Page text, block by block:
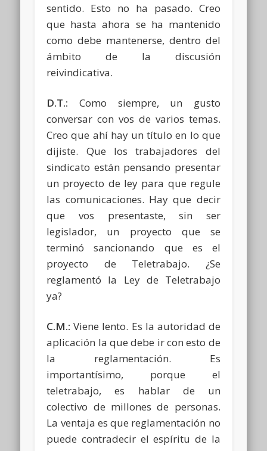
sentido. Esto no ha pasado. Creo
que hasta ahora se ha mantenido
como debe mantenerse, dentro del
ámbito de la discusión
reivindicativa.
D.T.: Como siempre, un gusto
conversar con vos de varios temas.
Creo que ahí hay un título en lo que
dijiste. Que los trabajadores del
sindicato están pensando presentar
un proyecto de ley para que regule
las comunicaciones. Hay que decir
que vos presentaste, sin ser
legislador, un proyecto que se
terminó sancionando que es el
proyecto de Teletrabajo. ¿Se
reglamentó la Ley de Teletrabajo
ya?
C.M.: Viene lento. Es la autoridad de
aplicación la que debe ir con esto de
la reglamentación. Es
importantísimo, porque el
teletrabajo, es hablar de un
colectivo de millones de personas.
La ventaja es que reglamentación no
puede contradecir el espíritu de la